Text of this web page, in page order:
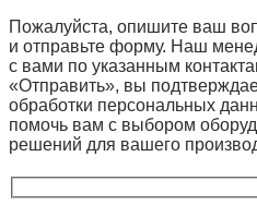
Пожалуйста, опишите ваш
и отправьте форму. Наш
с вами по указанным
«Отправить», вы
обработки персональных
помочь вам с выбором
решений для вашего